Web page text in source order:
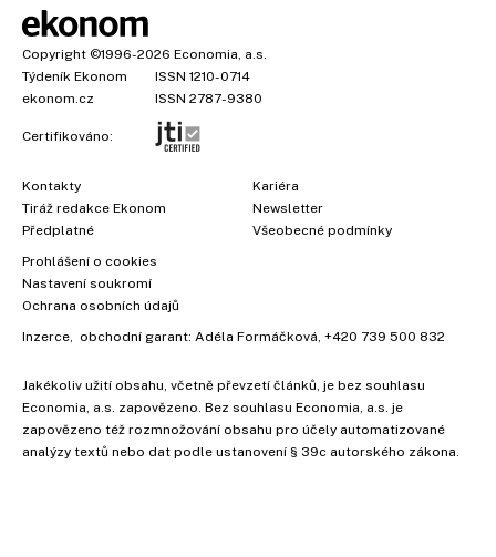
Copyright ©1996-2026 Economia, a.s.
Týdeník Ekonom
ISSN 1210-0714
ekonom.cz
ISSN 2787-9380
Certifikováno:
Kontakty
Tiráž redakce Ekonom
Předplatné
Kariéra
Newsletter
Všeobecné podmínky
Prohlášení o cookies
Nastavení soukromí
Ochrana osobních údajů
Inzerce, obchodní garant: Adéla Formáčková, +420 739 500 832
Jakékoliv užití obsahu, včetně převzetí článků, je bez souhlasu
Economia, a.s. zapovězeno. Bez souhlasu Economia, a.s. je
zapovězeno též rozmnožování obsahu pro účely automatizované
analýzy textů nebo dat podle ustanovení § 39c autorského zákona.